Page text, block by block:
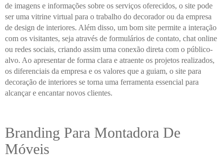
de imagens e informações sobre os serviços oferecidos, o site pode
ser uma vitrine virtual para o trabalho do decorador ou da empresa
de design de interiores. Além disso, um bom site permite a interação
com os visitantes, seja através de formulários de contato, chat online
ou redes sociais, criando assim uma conexão direta com o público-
alvo. Ao apresentar de forma clara e atraente os projetos realizados,
os diferenciais da empresa e os valores que a guiam, o site para
decoração de interiores se torna uma ferramenta essencial para
alcançar e encantar novos clientes.
Branding Para Montadora De
Móveis